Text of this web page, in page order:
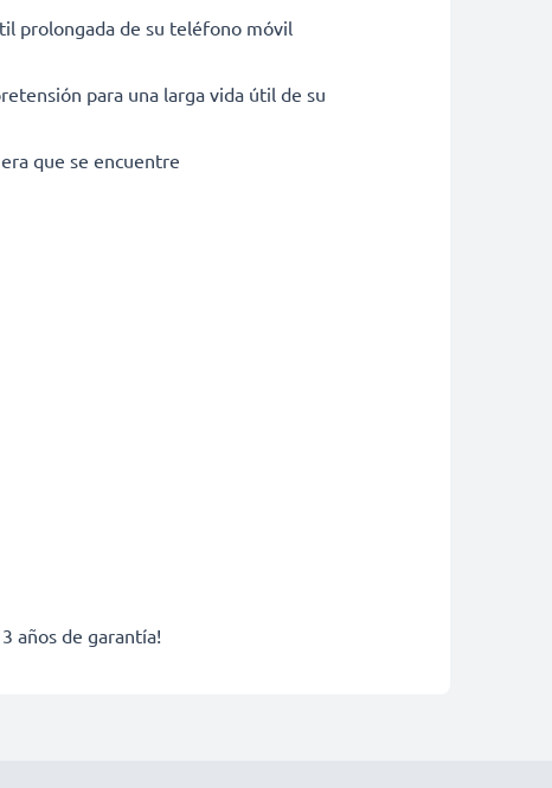
prolongada de su teléfono móvil
para una larga vida útil de su
que se encuentre
años de garantía!